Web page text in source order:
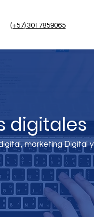
(+57) 3017859065
digitales
marketing Digital y